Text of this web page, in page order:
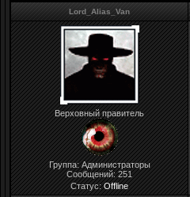
Lord_Alias_Van
Верховный правитель
Группа: Администраторы
Сообщений:251
Статус:Offline